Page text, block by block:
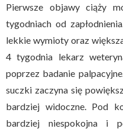
Pierwsze objawy ciąży
tygodniach od
lekkie wymioty oraz
4 tygodnia lekarz
poprzez badanie
suczki zaczyna się
bardziej widoczne. Pod
bardziej niespokojna i